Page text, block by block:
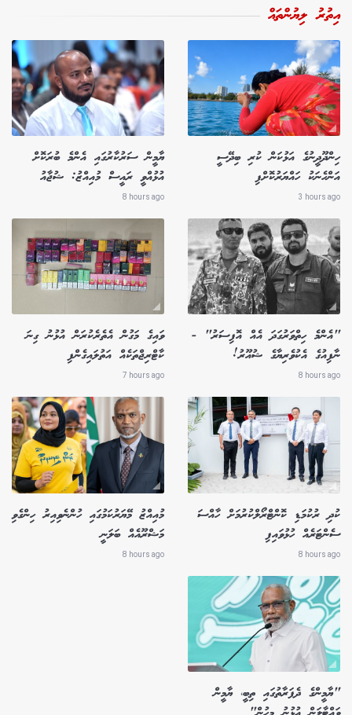
އިތުރު ލިޔުންތައް
ހިންދޫދީނުގެ އަޅުކަން ކުރި ބިދޭސީ
އަންހެނަކު ހައްޔަރުކޮށްފި
3 hours ago
ޔާމީން ސަރުކާރުގައި އެންމެ ބުރަކޮށް
އުޅުއްވީ ރައީސް މުއިއްޒު: ޝުޖާއު
8 hours ago
"އެންމެ ހިތްވަރުގަދަ އެއް އޮފިސަރު" -
ނާފިއުގެ އެކުވެރިޔާގެ ޝުއޫރު!
8 hours ago
ވައިގެ މަގުން އެތެރެކުރަން އުޅުނު ގިނަ
ކާޓްރިޖްތަކެއް އަތުލައިގެންފި
7 hours ago
ކުދި ރުކުމަޑި ކޮންޓްރޯލްކުރުމަށް ހާއްސަ
ސެންޓަރެއް ހުޅުވައިފި
8 hours ago
މުއިއްޒު މޭޔަރުކަމުގައި ހުންނެވިއިރު ހިންގެވި
މަޝްރޫއެއް ބަލަނީ
8 hours ago
"ޔާމީންގެ ދެފަރާތުގައި ތިބީ، ޔާމީން